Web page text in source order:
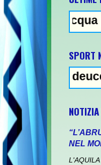
potabile,
SPORT
oro e
NEL